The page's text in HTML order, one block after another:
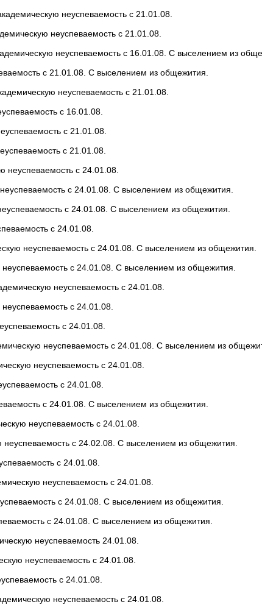
неуспеваемость с 21.01.08.
неуспеваемость с 21.01.08.
неуспеваемость с 16.01.08. С выселением из
с 21.01.08. С выселением из общежития.
неуспеваемость с 21.01.08.
с 16.01.08.
с 21.01.08.
с 21.01.08.
неуспеваемость с 24.01.08.
с 24.01.08. С выселением из общежития.
с 24.01.08. С выселением из общежития.
с 24.01.08.
неуспеваемость с 24.01.08. С выселением из общежития.
с 24.01.08. С выселением из общежития.
неуспеваемость с 24.01.08.
с 24.01.08.
с 24.01.08.
неуспеваемость с 24.01.08. С выселением из
неуспеваемость с 24.01.08.
с 24.01.08.
с 24.01.08. С выселением из общежития.
неуспеваемость с 24.01.08.
с 24.02.08. С выселением из общежития.
с 24.01.08.
неуспеваемость с 24.01.08.
с 24.01.08. С выселением из общежития.
с 24.01.08. С выселением из общежития.
неуспеваемость 24.01.08.
неуспеваемость с 24.01.08.
с 24.01.08.
неуспеваемость с 24.01.08.